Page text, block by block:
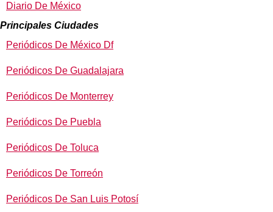
Diario De México
Principales Ciudades
Periódicos De México Df
Periódicos De Guadalajara
Periódicos De Monterrey
Periódicos De Puebla
Periódicos De Toluca
Periódicos De Torreón
Periódicos De San Luis Potosí